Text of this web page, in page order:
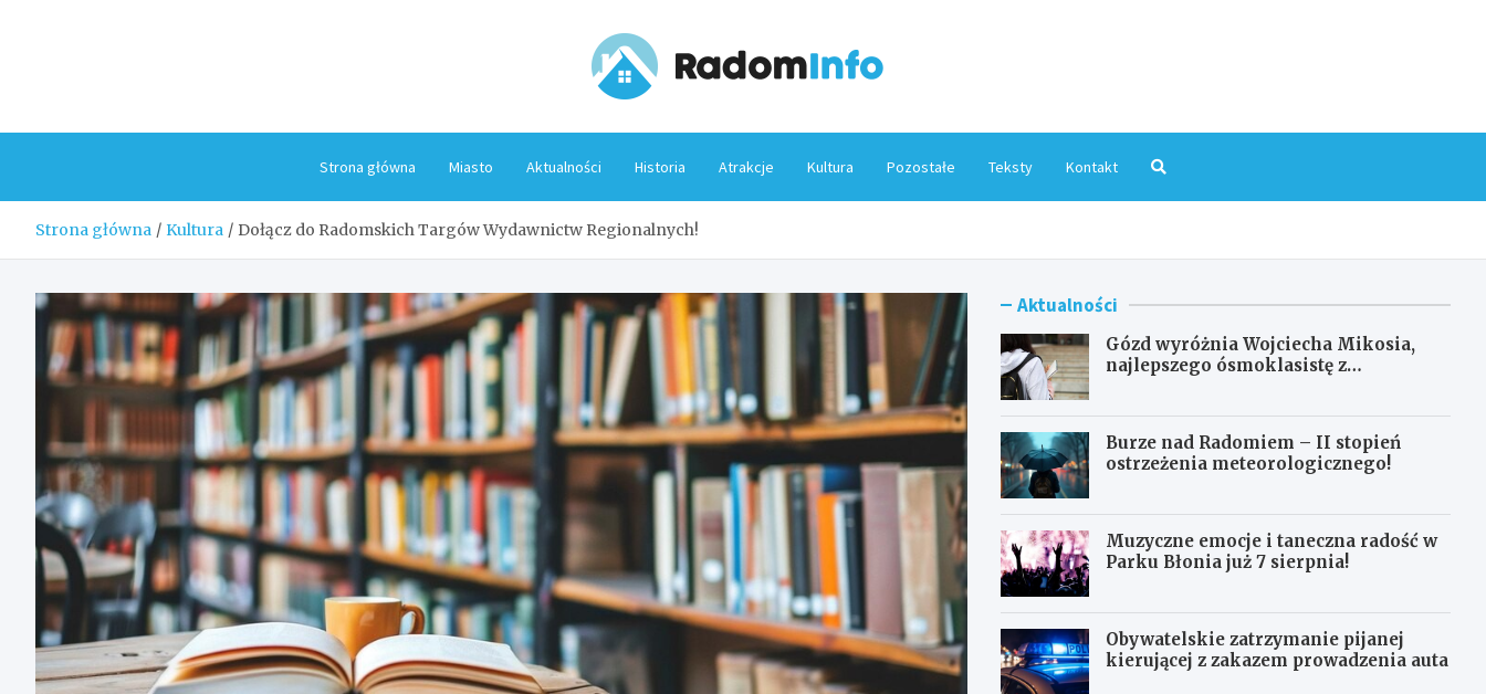
Strona główna Miasto Aktualności Historia Atrakcje Kultura Pozostałe Teksty Kontakt
Strona główna Kultura Dołącz do Radomskich Targów Wydawnictw Regionalnych!
Aktualności
Gózd wyróżnia Wojciecha Mikosia,
najlepszego ósmoklasistę z
Burze nad Radomiem – II stopień
ostrzeżenia meteorologicznego!
Muzyczne emocje i taneczna radość w
Parku Błonia już 7 sierpnia!
Obywatelskie zatrzymanie pijanej
kierującej z zakazem prowadzenia auta